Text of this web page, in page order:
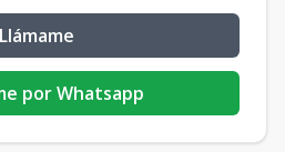
Llámame
por Whatsapp